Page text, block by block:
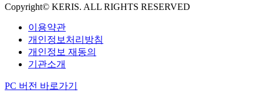
Copyright© KERIS. ALL RIGHTS RESERVED
이용약관
개인정보처리방침
개인정보 재동의
기관소개
PC 버전 바로가기